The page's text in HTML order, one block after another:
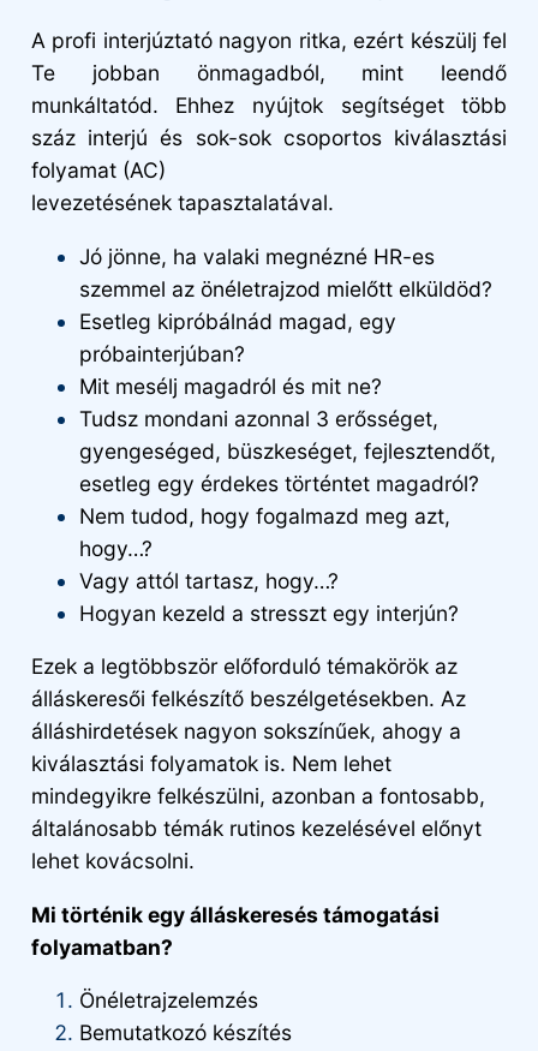
A profi interjúztató nagyon ritka, ezért készülj fel
Te jobban önmagadból, mint leendő
munkáltatód. Ehhez nyújtok segítséget több
száz interjú és sok-sok csoportos kiválasztási
folyamat (AC)
levezetésének tapasztalatával.
Jó jönne, ha valaki megnézné HR-es
szemmel az önéletrajzod mielőtt elküldöd?
Esetleg kipróbálnád magad, egy
próbainterjúban?
Mit mesélj magadról és mit ne?
Tudsz mondani azonnal 3 erősséget,
gyengeséged, büszkeséget, fejlesztendőt,
esetleg egy érdekes történtet magadról?
Nem tudod, hogy fogalmazd meg azt,
hogy…?
Vagy attól tartasz, hogy…?
Hogyan kezeld a stresszt egy interjún?
Ezek a legtöbbször előforduló témakörök az
álláskeresői felkészítő beszélgetésekben. Az
álláshirdetések nagyon sokszínűek, ahogy a
kiválasztási folyamatok is. Nem lehet
mindegyikre felkészülni, azonban a fontosabb,
általánosabb témák rutinos kezelésével előnyt
lehet kovácsolni.
Mi történik egy álláskeresés támogatási
folyamatban?
Önéletrajzelemzés
Bemutatkozó készítés